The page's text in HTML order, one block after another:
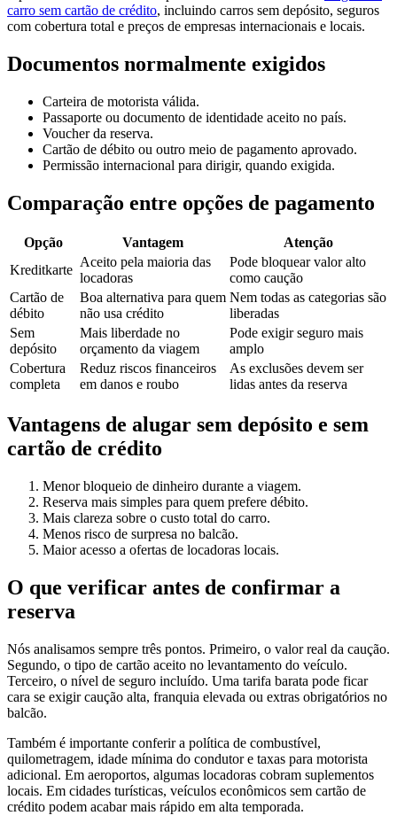
carro sem cartão de crédito, incluindo carros sem depósito, seguros
com cobertura total e preços de empresas internacionais e locais.
Documentos normalmente exigidos
Carteira de motorista válida.
Passaporte ou documento de identidade aceito no país.
Voucher da reserva.
Cartão de débito ou outro meio de pagamento aprovado.
Permissão internacional para dirigir, quando exigida.
Comparação entre opções de pagamento
Opção Vantagem
Atenção
Kreditkarte
Aceito pela maioria das
locadoras
Pode bloquear valor alto
como caução
Cartão de
débito
Boa alternativa para quem
não usa crédito
Nem todas as categorias são
liberadas
Sem
depósito
Mais liberdade no
orçamento da viagem
Pode exigir seguro mais
amplo
Cobertura
completa
Reduz riscos financeiros
em danos e roubo
As exclusões devem ser
lidas antes da reserva
Vantagens de alugar sem depósito e sem
cartão de crédito
Menor bloqueio de dinheiro durante a viagem.
Reserva mais simples para quem prefere débito.
Mais clareza sobre o custo total do carro.
Menos risco de surpresa no balcão.
Maior acesso a ofertas de locadoras locais.
O que verificar antes de confirmar a
reserva
Nós analisamos sempre três pontos. Primeiro, o valor real da caução.
Segundo, o tipo de cartão aceito no levantamento do veículo.
Terceiro, o nível de seguro incluído. Uma tarifa barata pode ficar
cara se exigir caução alta, franquia elevada ou extras obrigatórios no
balcão.
Também é importante conferir a política de combustível,
quilometragem, idade mínima do condutor e taxas para motorista
adicional. Em aeroportos, algumas locadoras cobram suplementos
locais. Em cidades turísticas, veículos econômicos sem cartão de
crédito podem acabar mais rápido em alta temporada.